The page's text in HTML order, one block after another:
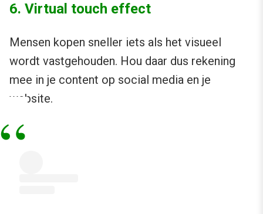
6. Virtual touch effect
Mensen kopen sneller iets als het visueel
wordt vastgehouden. Hou daar dus rekening
mee in je content op social media en je
website.